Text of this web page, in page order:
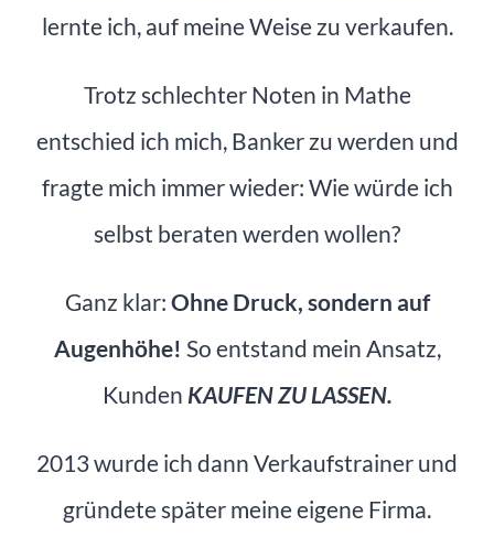
lernte ich, auf meine Weise zu verkaufen.
Trotz schlechter Noten in Mathe
entschied ich mich, Banker zu werden und
fragte mich immer wieder: Wie würde ich
selbst beraten werden wollen?
Ganz klar: Ohne Druck, sondern auf
Augenhöhe! So entstand mein Ansatz,
Kunden KAUFEN ZU LASSEN.
2013 wurde ich dann Verkaufstrainer und
gründete später meine eigene Firma.